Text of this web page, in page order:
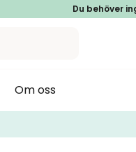
Du behöver
Om oss